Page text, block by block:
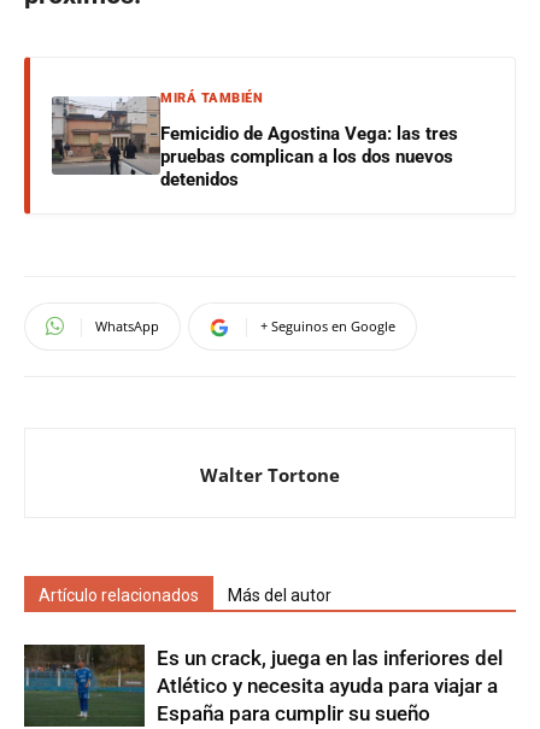
MIRÁ TAMBIÉN
Femicidio de Agostina Vega: las tres
pruebas complican a los dos nuevos
detenidos
WhatsApp + Seguinos en Google
Walter Tortone
Artículo relacionados Más del autor
Es un crack, juega en las inferiores del
Atlético y necesita ayuda para viajar a
España para cumplir su sueño